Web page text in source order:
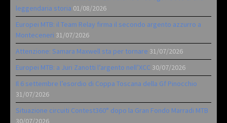
leggendaria storia 01/08/2026
Europei MTB: il Team Relay firma il secondo argento azzurro a
Monteceneri 31/07/2026
Attenzione: Samara Maxwell sta per tornare 31/07/2026
Europei MTB: a Juri Zanotti l’argento nell’XCC 30/07/2026
Il 6 settembre l’esordio di Coppa Toscana della Gf Pinocchio
31/07/2026
Situazione circuiti Contest360° dopo la Gran Fondo Marradi MTB